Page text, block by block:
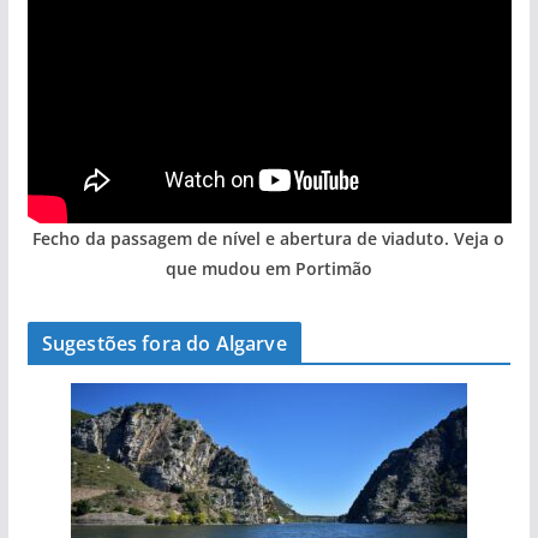
Fecho da passagem de nível e abertura de viaduto. Veja o
que mudou em Portimão
Sugestões fora do Algarve